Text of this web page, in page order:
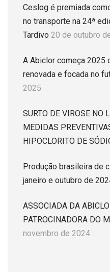
Ceslog é premiada
no transporte na 24ª
Tardivo 20 de outubro
A Abiclor começa 2025
renovada e focada no
2025
SURTO DE VIROSE NO
MEDIDAS
HIPOCLORITO DE
Produção brasileira de
janeiro e outubro de
ASSOCIADA DA
PATROCINADORA DO
novembro de 2024